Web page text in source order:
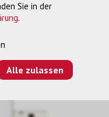
Sie in der
.
Alle zulassen